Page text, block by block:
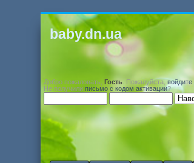
baby.dn.ua
Добро пожаловать,Гость . Пожалуйста,войдите
Не получилиписьмо с кодом активации?